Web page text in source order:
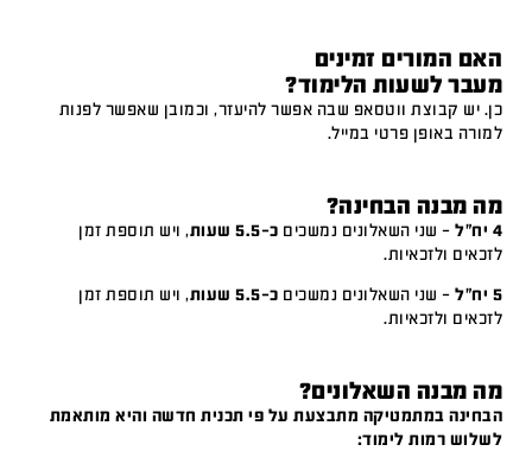
האם המורים זמינים
מעבר לשעות הלימוד?
כן. יש קבוצת ווטסאפ שבה אפשר להיעזר, וכמובן שאפשר לפנות
למורה באופן פרטי במייל.
מה מבנה הבחינה?
4 יח"ל – שני השאלונים נמשכים כ-5.5 שעות
, ויש תוספת זמן
לזכאים ולזכאיות.
5 יח"ל – שני השאלונים נמשכים כ-5.5 שעות
, ויש תוספת זמן
לזכאים ולזכאיות.
מה מבנה השאלונים?
הבחינה במתמטיקה מתבצעת על פי תכנית חדשה והיא מותאמת
לשלוש רמות לימוד: